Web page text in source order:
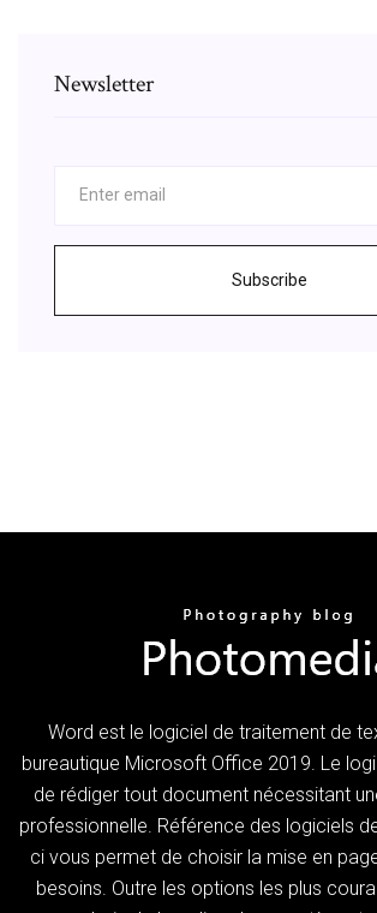
Newsletter
Subscribe
Word est le logiciel de traitement de
bureautique Microsoft Office 2019. Le
de rédiger tout document nécessitant
professionnelle. Référence des logiciels
ci vous permet de choisir la mise en
besoins. Outre les options les plus